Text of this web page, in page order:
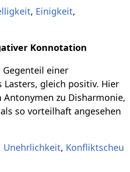
, Einigkeit,
Konnotation
einer
Lasters, gleich positiv. Hier
Antonymen zu Disharmonie,
so vorteilhaft angesehen
Unehrlichkeit, Konfliktscheu